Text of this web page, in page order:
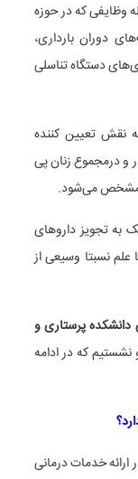
وظایفی که در حوزه
دوران بارداری،
دستگاه تناسلی
نقش تعیین کننده
و درمجموع زنان پی
مشخص می‌شود.
به تجویز داروهای
علم نسبتا وسیعی از
دانشکده پرستاری و
که در ادامه
خدمات درمانی